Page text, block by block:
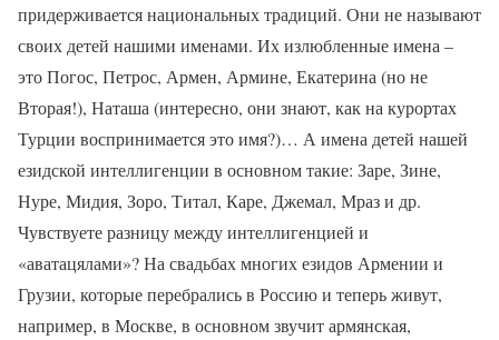
придерживается национальных традиций. Они не называют
своих детей нашими именами. Их излюбленные имена –
это Погос, Петрос, Армен, Армине, Екатерина (но не
Вторая!), Наташа (интересно, они знают, как на курортах
Турции воспринимается это имя?)… А имена детей нашей
езидской интеллигенции в основном такие: Заре, Зине,
Нуре, Мидия, Зоро, Титал, Каре, Джемал, Мраз и др.
Чувствуете разницу между интеллигенцией и
«аватацялами»? На свадьбах многих езидов Армении и
Грузии, которые перебрались в Россию и теперь живут,
например, в Москве, в основном звучит армянская,